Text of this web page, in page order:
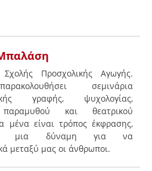
Προσχολικής Αγωγής.
σεμινάρια
γραφής, ψυχολογίας,
και θεατρικού
μένα είναι τρόπος έκφρασης,
μια δύναμη για να
μεταξύ μας οι άνθρωποι.